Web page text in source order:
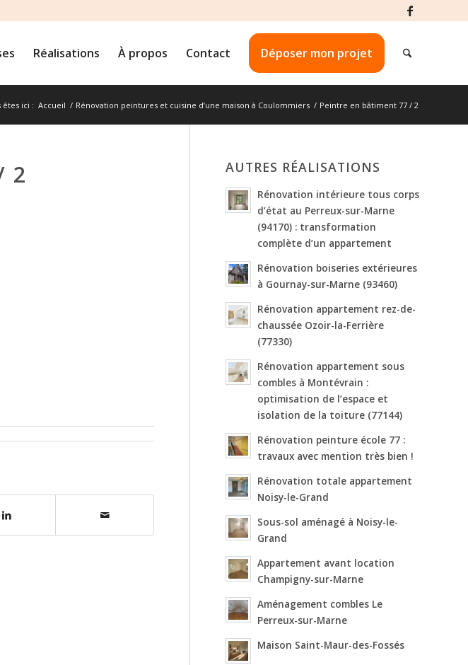
Réalisations À propos Contact Déposer mon projet
êtes ici : Accueil / Rénovation peintures et cuisine d’une maison à Coulommiers / Peintre en bâtiment 77 / 2
2 AUTRES RÉALISATIONS
Rénovation intérieure tous corps
d’état au Perreux-sur-Marne
(94170) : transformation
complète d’un appartement
Rénovation boiseries extérieures
à Gournay-sur-Marne (93460)
Rénovation appartement rez-de-
chaussée Ozoir-la-Ferrière
(77330)
Rénovation appartement sous
combles à Montévrain :
optimisation de l’espace et
isolation de la toiture (77144)
Rénovation peinture école 77 :
travaux avec mention très bien !
Rénovation totale appartement
Noisy-le-Grand
Sous-sol aménagé à Noisy-le-
Grand
Appartement avant location
Champigny-sur-Marne
Aménagement combles Le
Perreux-sur-Marne
Maison Saint-Maur-des-Fossés